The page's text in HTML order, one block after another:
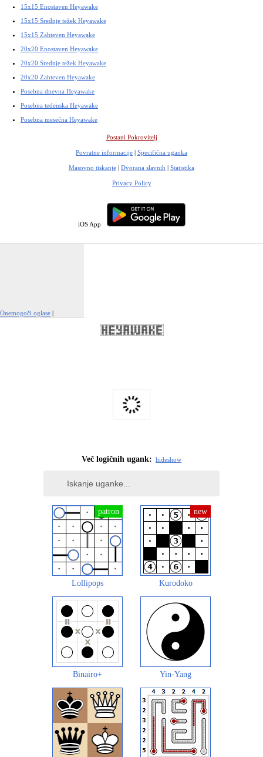
15x15 Enostaven Heyawake
15x15 Srednje težek Heyawake
15x15 Zahteven Heyawake
20x20 Enostaven Heyawake
20x20 Srednje težek Heyawake
20x20 Zahteven Heyawake
Posebna dnevna Heyawake
Posebna tedenska Heyawake
Posebna mesečna Heyawake
Postani Pokrovitelj
Povratne informacije | Specifična uganka
Masovno tiskanje | Dvorana slavnih | Statistika
Privacy Policy
iOS App
Onemogoči oglase |
Več logičnih ugank: hideshow
Lollipops Kurodoko
Binairo+ Yin-Yang